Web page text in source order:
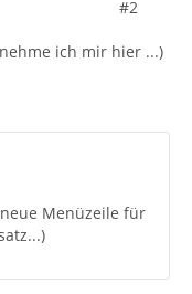
#2
ich mir hier ...)
Menüzeile für